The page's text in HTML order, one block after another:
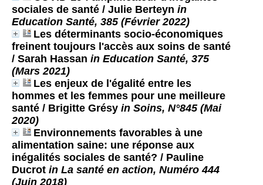
sociales de santé / Julie Berteyn in
Education Santé, 385 (Février 2022)
Les déterminants socio-économiques
freinent toujours l'accès aux soins de santé
/ Sarah Hassan in Education Santé, 375
(Mars 2021)
Les enjeux de l'égalité entre les
hommes et les femmes pour une meilleure
santé / Brigitte Grésy in Soins, N°845 (Mai
2020)
Environnements favorables à une
alimentation saine: une réponse aux
inégalités sociales de santé? / Pauline
Ducrot in La santé en action, Numéro 444
(Juin 2018)